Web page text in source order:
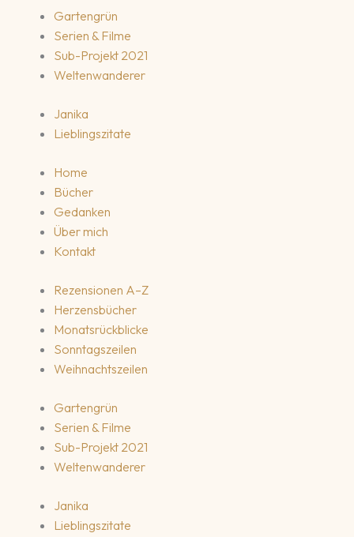
Gartengrün
Serien & Filme
Sub-Projekt 2021
Weltenwanderer
Janika
Lieblingszitate
Home
Bücher
Gedanken
Über mich
Kontakt
Rezensionen A–Z
Herzensbücher
Monatsrückblicke
Sonntagszeilen
Weihnachtszeilen
Gartengrün
Serien & Filme
Sub-Projekt 2021
Weltenwanderer
Janika
Lieblingszitate